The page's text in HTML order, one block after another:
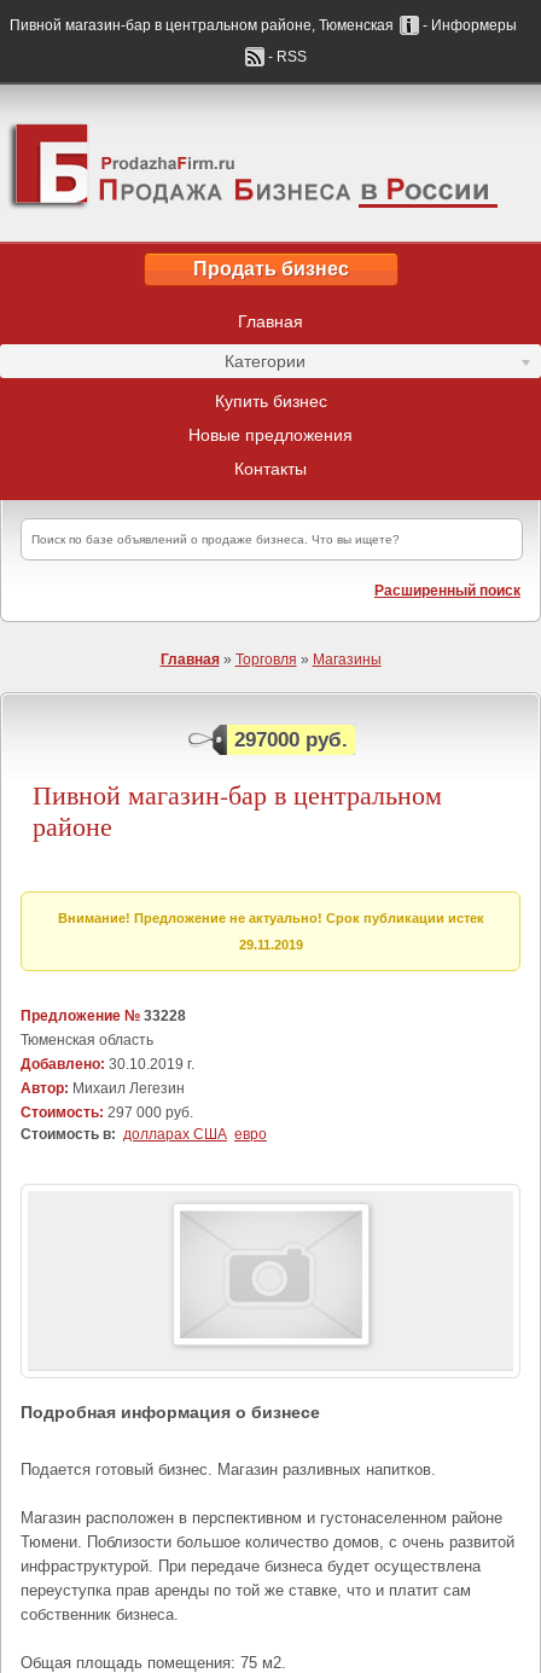
Пивной магазин-бар в центральном районе, Тюменская
- Информеры
- RSS
Продать бизнес
Главная
Категории
Купить бизнес
Новые предложения
Контакты
Расширенный поиск
Главная» Торговля » Магазины
297000 руб.
Пивной магазин-бар в центральном
районе
Внимание! Предложение не актуально! Срок публикации истек
29.11.2019
Предложение № 33228
Тюменская область
Добавлено: 30.10.2019 г.
Автор: Михаил Легезин
Стоимость: 297 000 руб.
Стоимость в: долларах США евро
Подробная информация о бизнесе
Подается готовый бизнес. Магазин разливных напитков.
Магазин расположен в перспективном и густонаселенном районе
Тюмени. Поблизости большое количество домов, с очень развитой
инфраструктурой. При передаче бизнеса будет осуществлена
переуступка прав аренды по той же ставке, что и платит сам
собственник бизнеса.
Общая площадь помещения: 75 м2.